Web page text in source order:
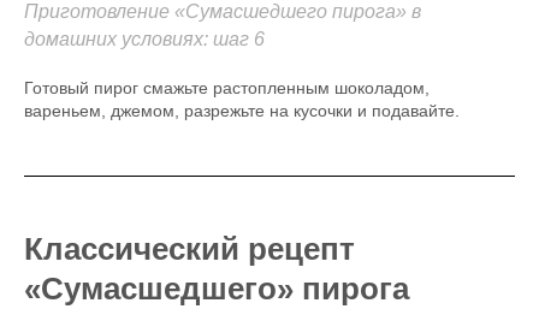
Приготовление «Сумасшедшего пирога» в
домашних условиях: шаг 6
Готовый пирог смажьте растопленным шоколадом,
вареньем, джемом, разрежьте на кусочки и подавайте.
Классический рецепт
«Сумасшедшего» пирога